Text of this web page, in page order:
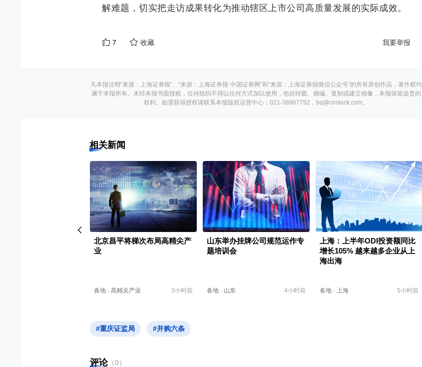
解难题，切实把走访成果转化为推动辖区上市公司高质量发展的实际成效。
7 收藏 我要举报
凡本报注明“来源：上海证券报”、“来源：上海证券报·中国证券网”和“来源：上海证券报微信公众号”的所有原创作品，著作权均
属于本报所有。未经本报书面授权，任何组织不得以任何方式加以使用，包括转载、摘编、复制或建立镜像，本报保留追责的
权利。如需获得授权请联系本报版权运营中心：021-38967792，bq@cnstock.com。
相关新闻
北京昌平将梯次布局高精尖产
业
各地 · 高精尖产业 3小时前
山东举办挂牌公司规范运作专
题培训会
各地 · 山东 4小时前
上海：上半年ODI投资额同比
增长105% 越来越多企业从上
海出海
各地 · 上海 5小时前
#重庆证监局 #并购六条
评论（0）